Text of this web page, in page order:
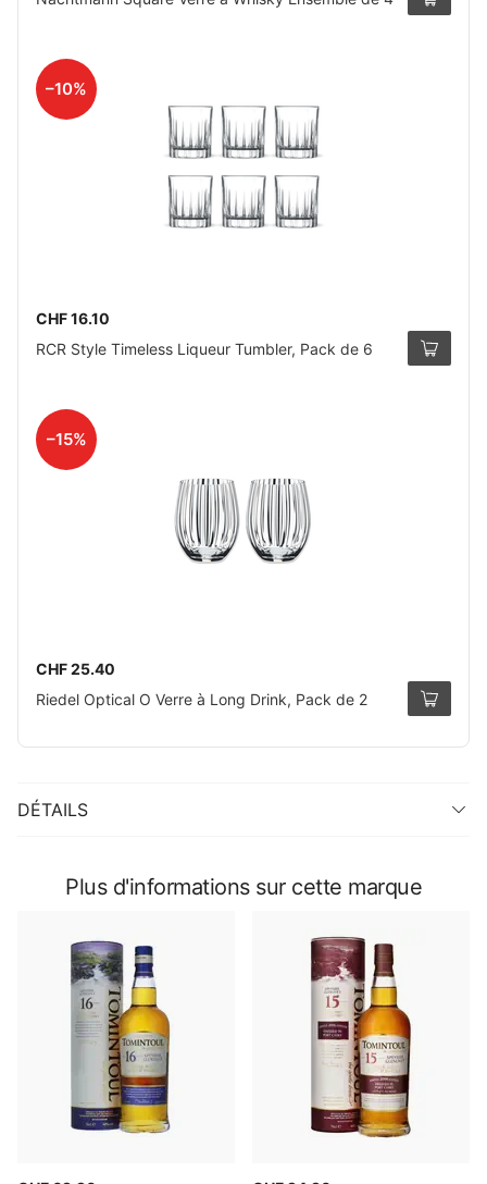
–10%
CHF 16.10
RCR Style Timeless Liqueur Tumbler, Pack de 6
–15%
CHF 25.40
Riedel Optical O Verre à Long Drink, Pack de 2
DÉTAILS
Plus d'informations sur cette marque